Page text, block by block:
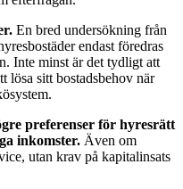
En bred undersökning från
endast föredras
Inte minst är det tydligt att
lösa sitt bostadsbehov när
preferenser för hyresrätt
inkomster. Även om
utan krav på kapitalinsats